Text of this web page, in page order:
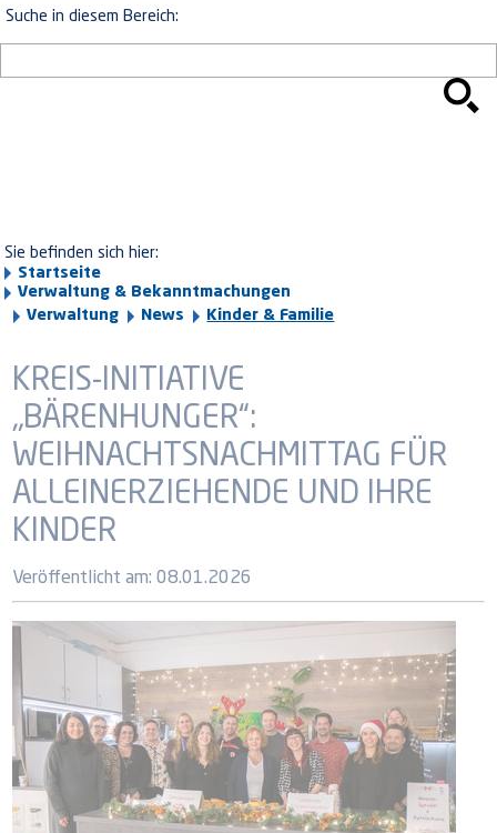
Suche in diesem Bereich:
Sie befinden sich hier:
Startseite
Verwaltung & Bekanntmachungen
Verwaltung
News Kinder & Familie
KREIS-INITIATIVE
„BÄRENHUNGER“:
WEIHNACHTSNACHMITTAG FÜR
ALLEINERZIEHENDE UND IHRE
KINDER
Veröffentlicht am: 08.01.2026